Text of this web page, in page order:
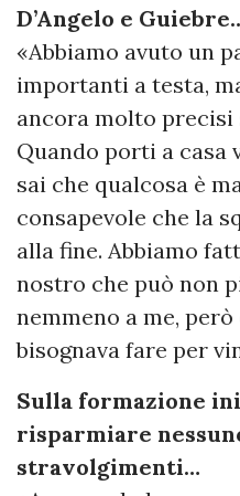
D’Angelo e
«Abbiamo avuto un
importanti a testa,
ancora molto
Quando porti a casa
sai che qualcosa è
consapevole che la
alla fine. Abbiamo
nostro che può non
nemmeno a me,
bisognava fare per
Sulla formazione
risparmiare
stravolgimenti…